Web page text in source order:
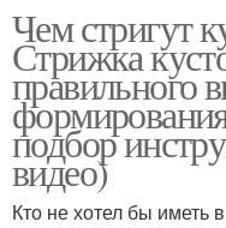
Чем стригут
Стрижка
правильного
подбор
видео)
Кто не хотел бы иметь